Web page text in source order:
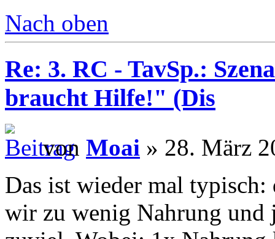
Nach oben
Re: 3. RC - TavSp.:
braucht Hilfe!" (Dis
von Moai » 28. März
Das ist wieder mal typisch:
wir zu wenig Nahrung und